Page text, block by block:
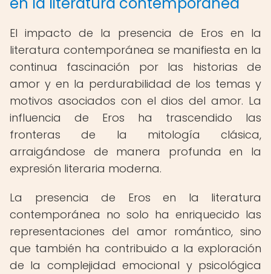
El impacto de la presencia de Eros en la
literatura contemporánea se manifiesta en la
continua fascinación por las historias de
amor y en la perdurabilidad de los temas y
motivos asociados con el dios del amor. La
influencia de Eros ha trascendido las
fronteras de la mitología clásica,
arraigándose de manera profunda en la
expresión literaria moderna.
La presencia de Eros en la literatura
contemporánea no solo ha enriquecido las
representaciones del amor romántico, sino
que también ha contribuido a la exploración
de la complejidad emocional y psicológica